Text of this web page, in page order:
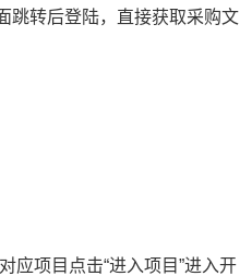
跳转后登陆，直接获取采购文
应项目点击“进入项目”进入开